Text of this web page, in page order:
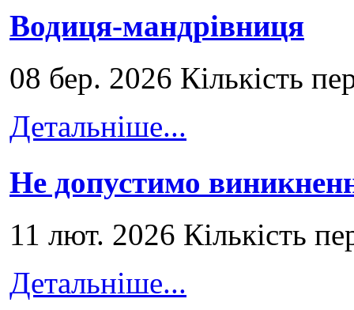
Водиця-мандрівниця
08 бер. 2026 Кількість
Детальніше...
Не допустимо
11 лют. 2026 Кількість
Детальніше...